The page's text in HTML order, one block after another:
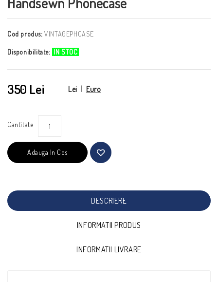
Cod produs:VINTAGEPHCASE
Disponibilitate: IN STOC
350 Lei Lei Euro
Cantitate
Adauga In Cos
DESCRIERE
INFORMATII PRODUS
INFORMATII LIVRARE